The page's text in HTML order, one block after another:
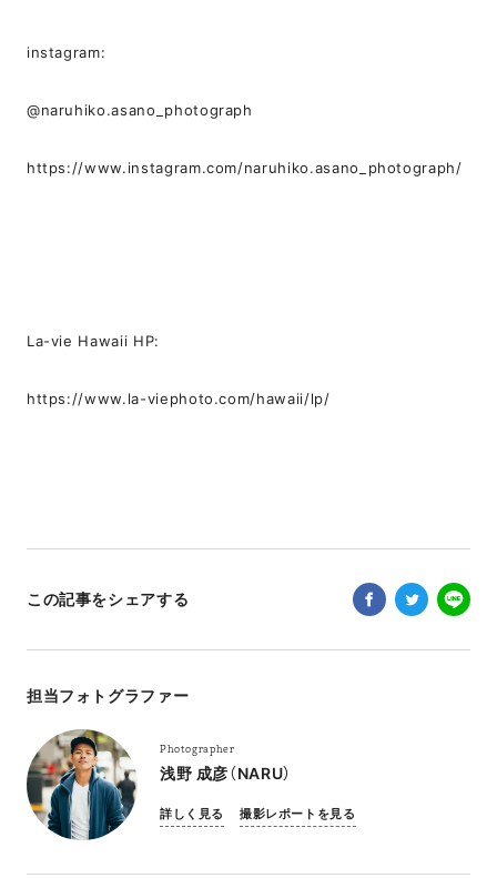
instagram:
@naruhiko.asano_photograph
https://www.instagram.com/naruhiko.asano_photograph/
La-vie Hawaii HP:
https://www.la-viephoto.com/hawaii/lp/
この記事をシェアする
担当フォトグラファー
Photographer
浅野 成彦（NARU）
詳しく見る 撮影レポートを見る